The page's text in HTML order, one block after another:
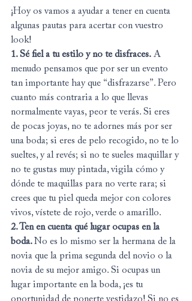
¡Hoy os vamos a ayudar a tener en cuenta
algunas pautas para acertar con vuestro
look!
1. Sé fiel a tu estilo y no te disfraces. A
menudo pensamos que por ser un evento
tan importante hay que “disfrazarse”. Pero
cuanto más contraria a lo que llevas
normalmente vayas, peor te verás. Si eres
de pocas joyas, no te adornes más por ser
una boda; si eres de pelo recogido, no te lo
sueltes, y al revés; si no te sueles maquillar y
no te gustas muy pintada, vigila cómo y
dónde te maquillas para no verte rara; si
crees que tu piel queda mejor con colores
vivos, vístete de rojo, verde o amarillo.
2. Ten en cuenta qué lugar ocupas en la
boda. No es lo mismo ser la hermana de la
novia que la prima segunda del novio o la
novia de su mejor amigo. Si ocupas un
lugar importante en la boda, ¡es tu
oportunidad de ponerte vestidazo! Si no es